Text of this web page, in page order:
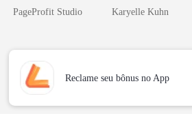
Inimigo do Meu
PageProfit Studio Karyelle Kuhn
Reclame seu bônus no App